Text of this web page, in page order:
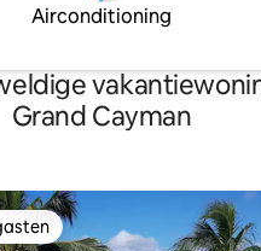
Airconditioning
Grand Cayman
gasten